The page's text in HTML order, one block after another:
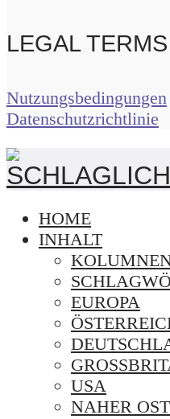
LEGAL TERMS
Nutzungsbedingungen
Datenschutzrichtlinie
HOME
INHALT
EUROPA
USA
NAHER